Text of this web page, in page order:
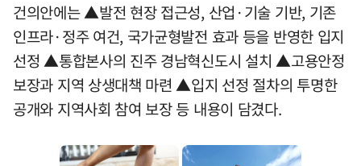
건의안에는 ▲발전 현장 접근성, 산업·기술 기반, 기존
인프라·정주 여건, 국가균형발전 효과 등을 반영한 입지
선정 ▲통합본사의 진주 경남혁신도시 설치 ▲고용안정
보장과 지역 상생대책 마련 ▲입지 선정 절차의 투명한
공개와 지역사회 참여 보장 등 내용이 담겼다.